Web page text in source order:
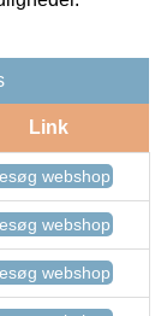
Link
webshop
webshop
webshop